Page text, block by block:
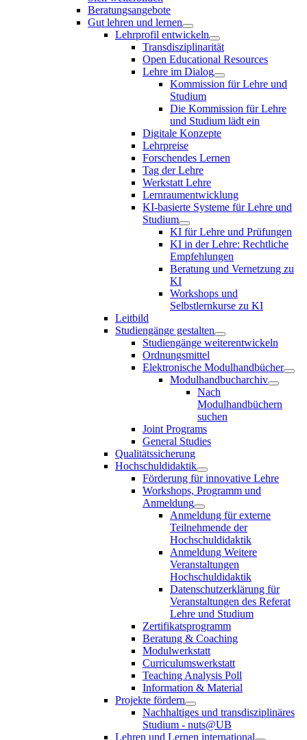
Beratungsangebote
Gut lehren und lernen
Lehrprofil entwickeln
Transdisziplinarität
Open Educational Resources
Lehre im Dialog
Kommission für Lehre und
Studium
Die Kommission für Lehre
und Studium lädt ein
Digitale Konzepte
Lehrpreise
Forschendes Lernen
Tag der Lehre
Werkstatt Lehre
Lernraumentwicklung
KI-basierte Systeme für Lehre und
Studium
KI für Lehre und Prüfungen
KI in der Lehre: Rechtliche
Empfehlungen
Beratung und Vernetzung zu
KI
Workshops und
Selbstlernkurse zu KI
Leitbild
Studiengänge gestalten
Studiengänge weiterentwickeln
Ordnungsmittel
Elektronische Modulhandbücher
Modulhandbucharchiv
Nach
Modulhandbüchern
suchen
Joint Programs
General Studies
Qualitätssicherung
Hochschuldidaktik
Förderung für innovative Lehre
Workshops, Programm und
Anmeldung
Anmeldung für externe
Teilnehmende der
Hochschuldidaktik
Anmeldung Weitere
Veranstaltungen
Hochschuldidaktik
Datenschutzerklärung für
Veranstaltungen des Referat
Lehre und Studium
Zertifikatsprogramm
Beratung & Coaching
Modulwerkstatt
Curriculumswerkstatt
Teaching Analysis Poll
Information & Material
Projekte fördern
Nachhaltiges und transdisziplinäres
Studium - nuts@UB
Lehren und Lernen international